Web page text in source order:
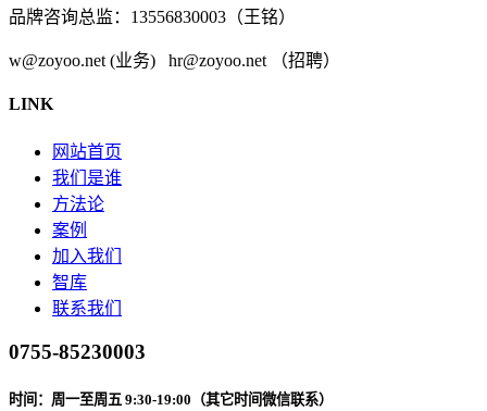
品牌咨询总监：13556830003（王铭）
w@zoyoo.net (业务) hr@zoyoo.net （招聘）
LINK
网站首页
我们是谁
方法论
案例
加入我们
智库
联系我们
0755-85230003
时间：周一至周五 9:30-19:00（其它时间微信联系）